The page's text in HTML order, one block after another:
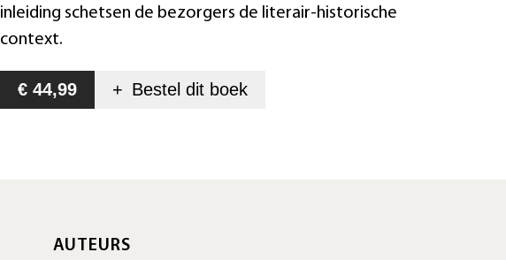
inleiding schetsen de bezorgers de literair-historische
context.
€ 44,99 + Bestel dit boek
AUTEURS